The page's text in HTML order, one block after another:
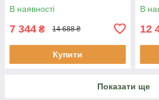
В наявності
7 344 ₴ 14 688 ₴
Купити
В
12
Показати ще